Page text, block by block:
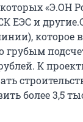
«Э.ОН
ЕЭС и
которое в
грубым
К
более 3,5